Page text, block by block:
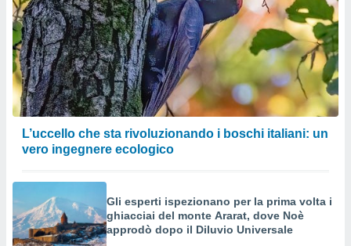
L’uccello che sta rivoluzionando i boschi italiani: un
vero ingegnere ecologico
Gli esperti ispezionano per la prima volta i
ghiacciai del monte Ararat, dove Noè
approdò dopo il Diluvio Universale